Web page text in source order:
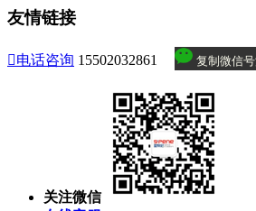
友情链接
电话咨询 15502032861 复制微信
关注微信